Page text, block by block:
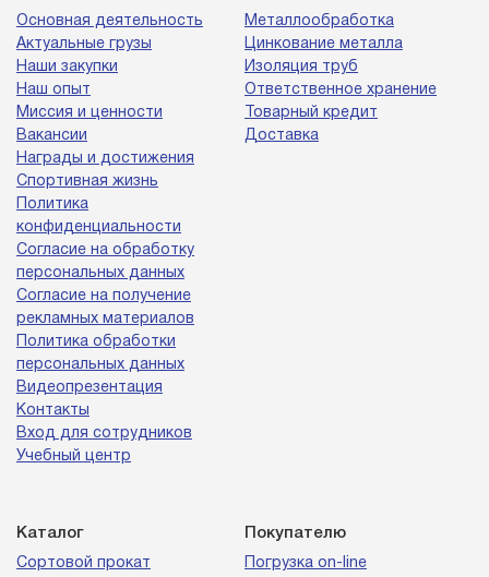
Основная деятельность
Актуальные грузы
Наши закупки
Наш опыт
Миссия и ценности
Вакансии
Награды и достижения
Спортивная жизнь
Политика
конфиденциальности
Согласие на обработку
персональных данных
Согласие на получение
рекламных материалов
Политика обработки
персональных данных
Видеопрезентация
Контакты
Вход для сотрудников
Учебный центр
Металлообработка
Цинкование металла
Изоляция труб
Ответственное хранение
Товарный кредит
Доставка
Каталог
Сортовой прокат
Покупателю
Погрузка on-line